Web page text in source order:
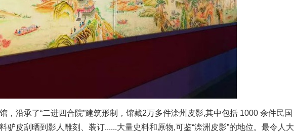
沿承了“二进四合院”建筑形制，馆藏2万多件滦州皮影,其中包括 1000 余件民国
驴皮刮晒到影人雕刻、装订......大量史料和原物,可鉴“滦洲皮影”的地位。最令人大